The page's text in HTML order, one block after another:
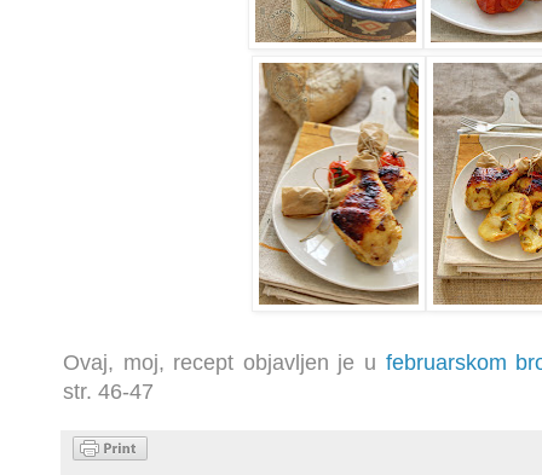
Ovaj, moj, recept objavljen je u februarskom
str. 46-47